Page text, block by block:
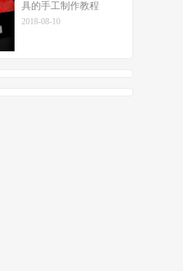
具的手工制作教程
2018-08-10